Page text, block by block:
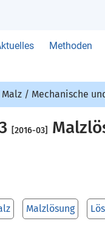
Methoden
Malz / Mechanische
[2016-03]
Malzlösung